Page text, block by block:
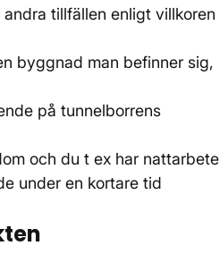
tillfällen enligt villkoren
byggnad man befinner sig,
på tunnelborrens
och du t ex har nattarbete
under en kortare tid